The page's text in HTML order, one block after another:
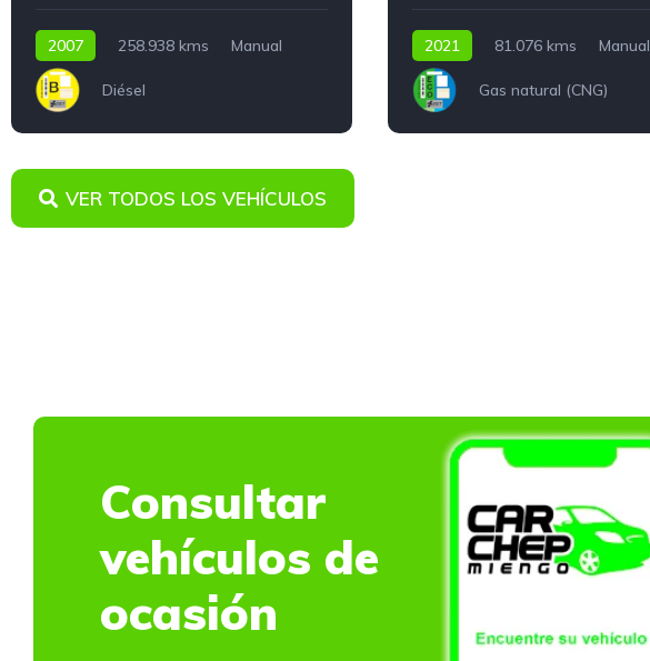
2007 258.938 kms Manual
Diésel
2021 81.076 kms Manual
Gas natural (CNG)
VER TODOS LOS VEHÍCULOS
Consultar
vehículos de
ocasión